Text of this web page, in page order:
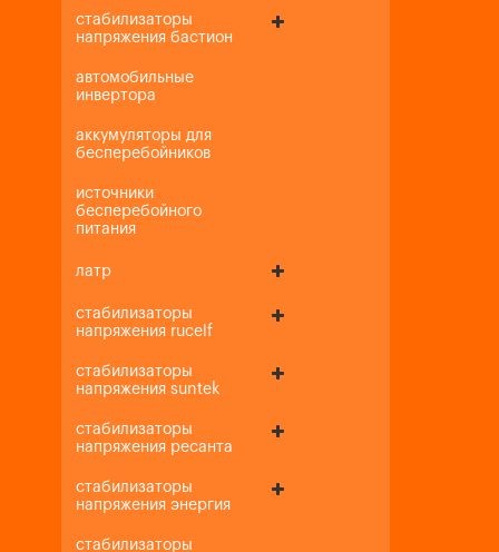
стабилизаторы
напряжения бастион
автомобильные
инвертора
аккумуляторы для
бесперебойников
источники
бесперебойного
питания
латр
стабилизаторы
напряжения rucelf
стабилизаторы
напряжения suntek
стабилизаторы
напряжения ресанта
стабилизаторы
напряжения энергия
стабилизаторы